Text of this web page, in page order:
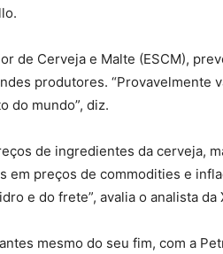
de Cerveja e Malte (ESCM),
produtores. “Provavelmente
do mundo”, diz.
de ingredientes da cerveja,
em preços de commodities e
e do frete”, avalia o analista da
mesmo do seu fim, com a